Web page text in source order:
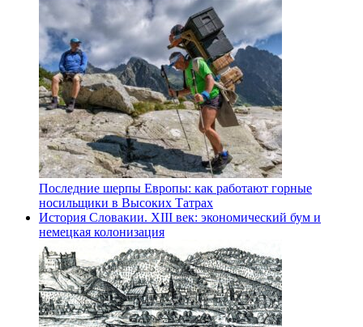
Последние шерпы Европы: как работают горные
носильщики в Высоких Татрах
История Словакии. XIII век: экономический бум и
немецкая колонизация